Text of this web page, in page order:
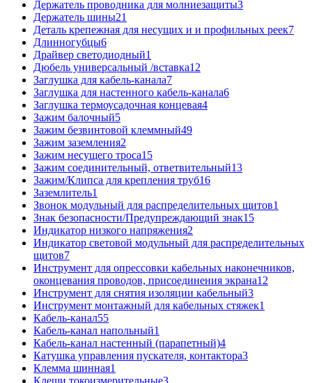
Держатель проводника для молниезащиты3
Держатель шины21
Деталь крепежная для несущих и и профильных реек7
Длинногубцы6
Драйвер светодиодный1
Дюбель универсальный /вставка12
Заглушка для кабель-канала7
Заглушка для настенного кабель-канала6
Заглушка термоусадочная концевая4
Зажим балочный5
Зажим безвинтовой клеммный49
Зажим заземления2
Зажим несущего троса15
Зажим соединительный, ответвительный13
Зажим/Клипса для крепления труб16
Заземлитель1
Звонок модульный для распределительных щитов1
Знак безопасности/Предупреждающий знак15
Индикатор низкого напряжения2
Индикатор световой модульный для распределительных
щитов7
Инструмент для опрессовки кабельных наконечников,
оконцевания проводов, присоединения экрана12
Инструмент для снятия изоляции кабельный3
Инструмент монтажный для кабельных стяжек1
Кабель-канал55
Кабель-канал напольный1
Кабель-канал настенный (парапетный)4
Катушка управления пускателя, контактора3
Клемма шинная1
Клещи токоизмерительные3